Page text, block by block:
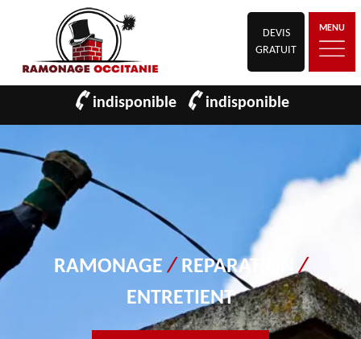
DEVIS
GRATUIT
MENU
indisponible indisponible
RAMONAGE/ REPARATION/
ENTRETIENT